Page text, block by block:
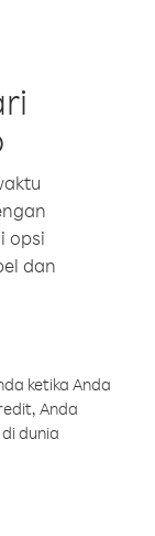
opsi
dan
ketika Anda
Anda
dunia